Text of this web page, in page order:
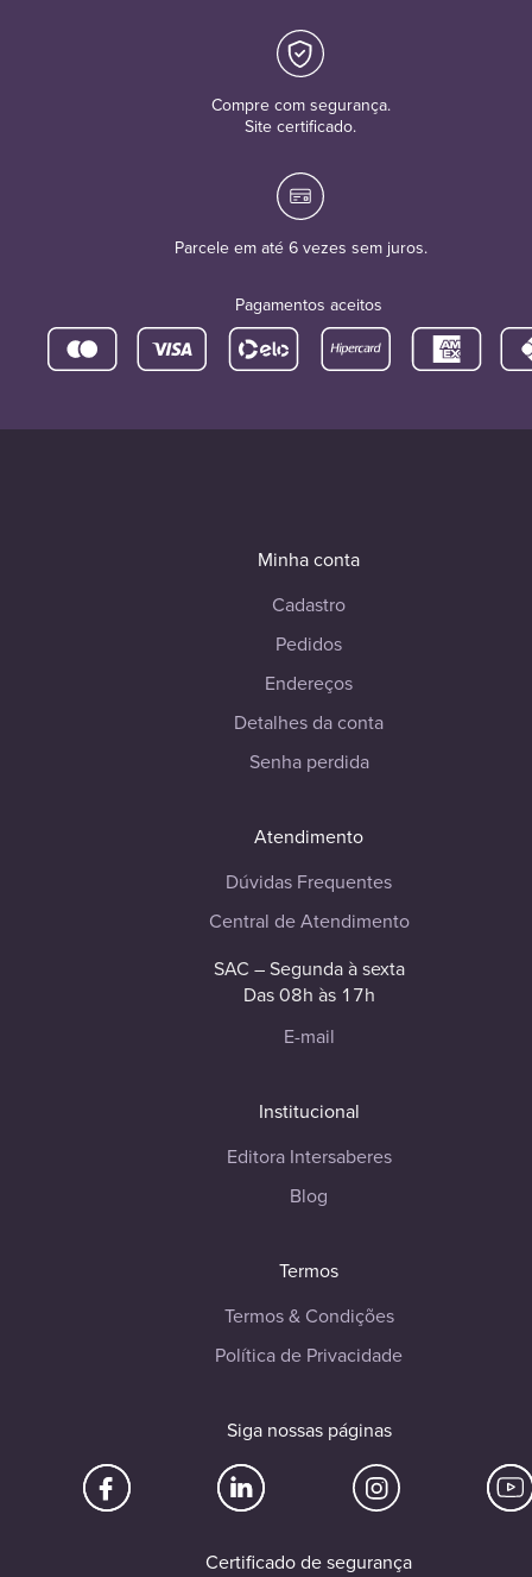
Compre com segurança.
Site certificado.
Parcele em até 6 vezes sem juros.
Pagamentos aceitos
Minha conta
Cadastro
Pedidos
Endereços
Detalhes da conta
Senha perdida
Atendimento
Dúvidas Frequentes
Central de Atendimento
SAC – Segunda à sexta
Das 08h às 17h
E-mail
Institucional
Editora Intersaberes
Blog
Termos
Termos & Condições
Política de Privacidade
Siga nossas páginas
Certificado de segurança